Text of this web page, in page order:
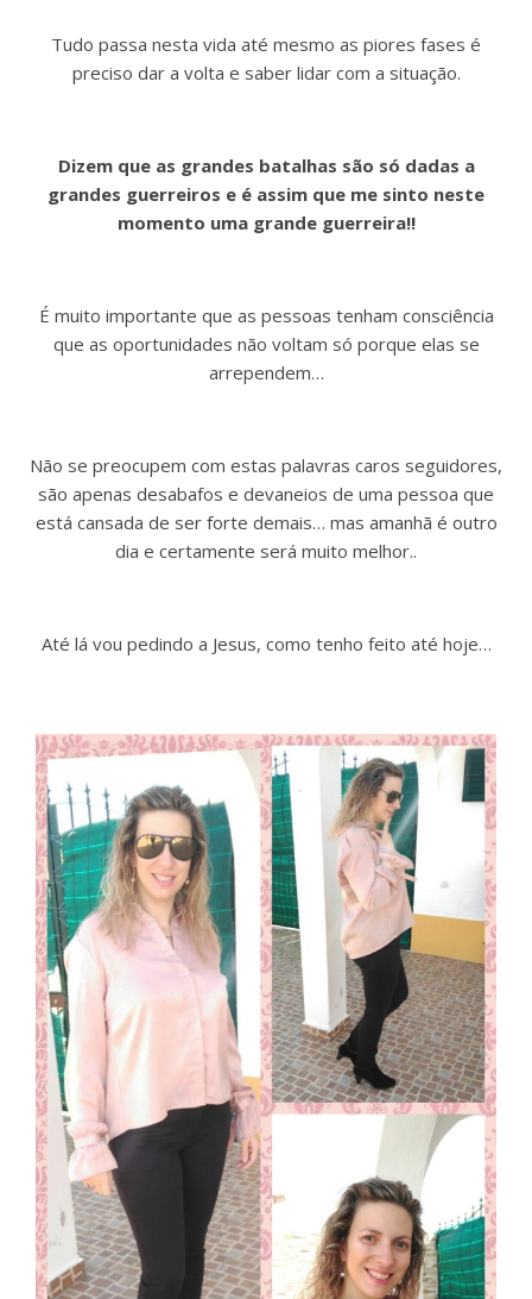
Tudo passa nesta vida até mesmo as piores fases é
preciso dar a volta e saber lidar com a situação.
Dizem que as grandes batalhas são só dadas a
grandes guerreiros e é assim que me sinto neste
momento uma grande guerreira!!
É muito importante que as pessoas tenham consciência
que as oportunidades não voltam só porque elas se
arrependem…
Não se preocupem com estas palavras caros seguidores,
são apenas desabafos e devaneios de uma pessoa que
está cansada de ser forte demais… mas amanhã é outro
dia e certamente será muito melhor..
Até lá vou pedindo a Jesus, como tenho feito até hoje…